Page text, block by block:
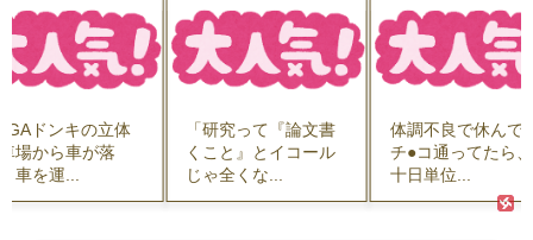
ドンキの立体
場から車が落
車を運...
「研究って『論文書
くこと』とイコール
じゃ全くな...
体調不良で休んで
チ●コ通ってたら
十日単位...